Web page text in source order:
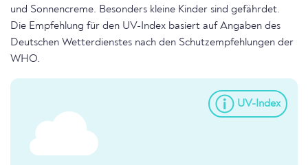
und Sonnencreme. Besonders kleine Kinder sind gefährdet.
Die Empfehlung für den UV-Index basiert auf Angaben des
Deutschen Wetterdienstes nach den Schutzempfehlungen der
WHO.
UV-Index